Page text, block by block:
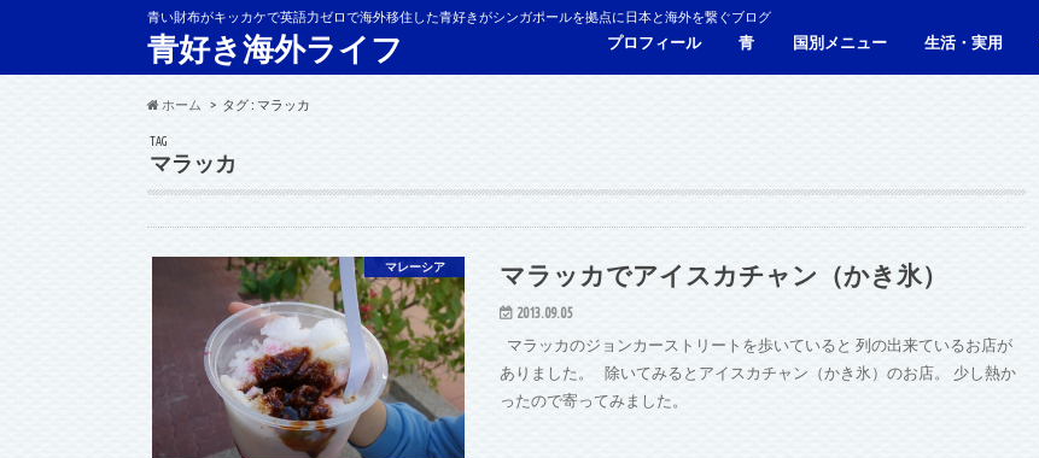
青い財布がキッカケで英語力ゼロで海外移住した青好きがシンガポールを拠点に日本と海外を繋ぐブログ
青好き海外ライフ プロフィール 青 国別メニュー 生活・実用
ホーム タグ : マラッカ
TAG
マラッカ
マレーシア マラッカでアイスカチャン（かき氷）
2013.09.05
マラッカのジョンカーストリートを歩いていると 列の出来ているお店が
ありました。 除いてみるとアイスカチャン（かき氷）のお店。 少し熱か
ったので寄ってみました。